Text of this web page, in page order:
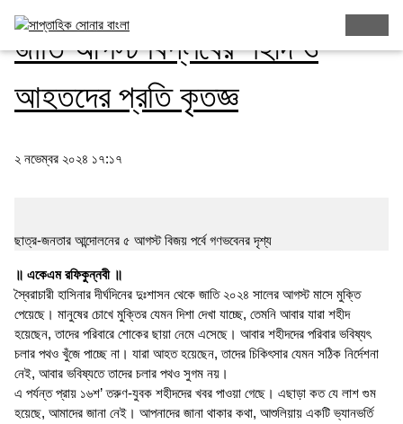
জাতি আগস্ট বিপ্লবের শহীদ ও
আহতদের প্রতি কৃতজ্ঞ
২ নভেম্বর ২০২৪ ১৭:১৭
ছাত্র-জনতার আন্দোলনের ৫ আগস্ট বিজয় পর্বে গণভবেনর দৃশ্য
॥ একেএম রফিকুন্নবী ॥
স্বৈরাচারী হাসিনার দীর্ঘদিনের দুঃশাসন থেকে জাতি ২০২৪ সালের আগস্ট মাসে মুক্তি
পেয়েছে। মানুষের চোখে মুক্তির যেমন দিশা দেখা যাচ্ছে, তেমনি আবার যারা শহীদ
হয়েছেন, তাদের পরিবারে শোকের ছায়া নেমে এসেছে। আবার শহীদদের পরিবার ভবিষ্যৎ
চলার পথও খুঁজে পাচ্ছে না। যারা আহত হয়েছেন, তাদের চিকিৎসার যেমন সঠিক নির্দেশনা
নেই, আবার ভবিষ্যতে তাদের চলার পথও সুগম নয়।
এ পর্যন্ত প্রায় ১৬শ’ তরুণ-যুবক শহীদদের খবর পাওয়া গেছে। এছাড়া কত যে লাশ গুম
হয়েছে, আমাদের জানা নেই। আপনাদের জানা থাকার কথা, আশুলিয়ায় একটি ভ্যানভর্তি